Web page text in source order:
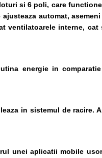
si 6 poli, care
automat,
ventilatoarele interne,
energie in
in sistemul de racire.
unei aplicatii mobile